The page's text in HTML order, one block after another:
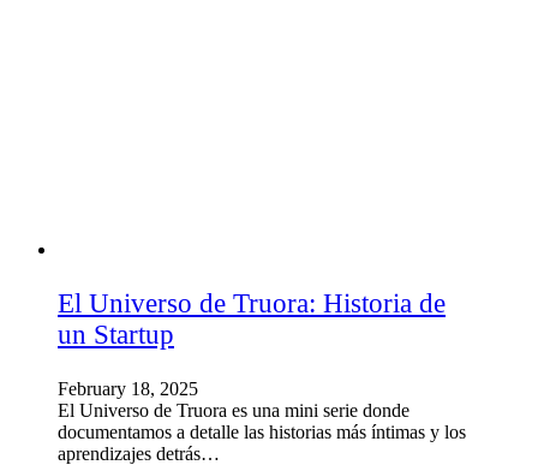
El Universo de Truora: Historia de
un Startup
February 18, 2025
El Universo de Truora es una mini serie donde
documentamos a detalle las historias más íntimas y los
aprendizajes detrás…